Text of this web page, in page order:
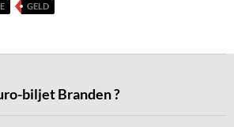
GELD
biljet Branden ?